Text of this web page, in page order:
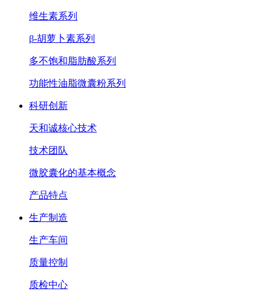
维生素系列
β-胡萝卜素系列
多不饱和脂肪酸系列
功能性油脂微囊粉系列
科研创新
天和诚核心技术
技术团队
微胶囊化的基本概念
产品特点
生产制造
生产车间
质量控制
质检中心